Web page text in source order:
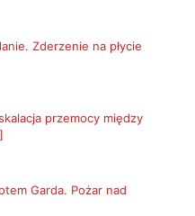
Zderzenie na płycie
przemocy między
Garda. Pożar nad